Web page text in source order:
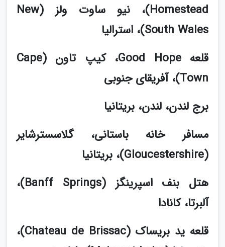
Homestead)، نیو ساوت ولز (New
South Wales)، استرالیا
قلعه Good Hope، کیپ تاون (Cape
Town)، آفریقای جنوبی
برج لندن، لندن، بریتانیا
مسافر خانه باستانی، گلاسسترشایر
(Gloucestershire)، بریتانیا
هتل بنف اسپرینگز (Banff Springs)،
آلبرتا، کانادا
قلعه ید بریساک (Chateau de Brissac)،